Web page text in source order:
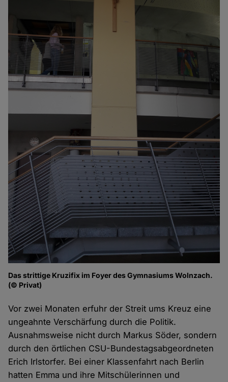
Das strittige Kruzifix im Foyer des Gymnasiums Wolnzach.
(© Privat)
Vor zwei Monaten erfuhr der Streit ums Kreuz eine
ungeahnte Verschärfung durch die Politik.
Ausnahmsweise nicht durch Markus Söder, sondern
durch den örtlichen CSU-Bundestagsabgeordneten
Erich Irlstorfer. Bei einer Klassenfahrt nach Berlin
hatten Emma und ihre Mitschülerinnen und